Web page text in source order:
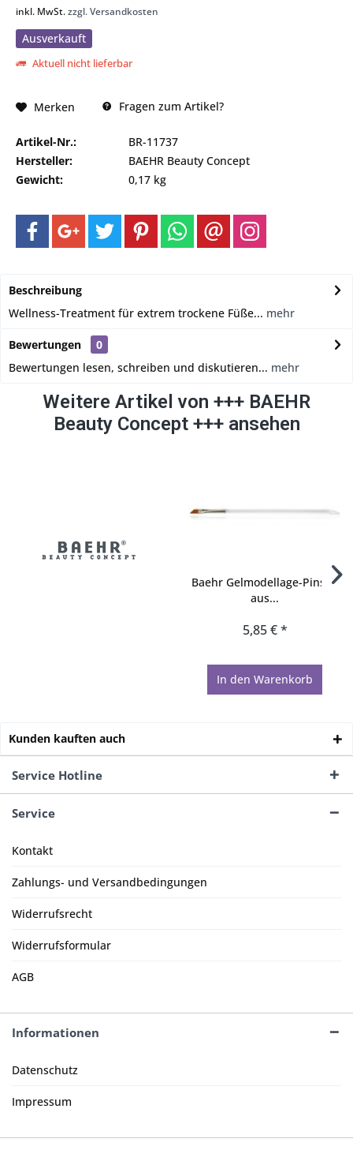
inkl. MwSt.zzgl. Versandkosten
Ausverkauft
Aktuell nicht lieferbar
Merken Fragen zum Artikel?
Artikel-Nr.:
BR-11737
Hersteller:
BAEHR Beauty Concept
Gewicht:
0,17 kg
Beschreibung
Wellness-Treatment für extrem trockene Füße... mehr
Bewertungen
0
Bewertungen lesen, schreiben und diskutieren... mehr
Weitere Artikel von +++ BAEHR
Beauty Concept +++ ansehen
Baehr Gelmodellage-Pinsel,
aus...
5,85 € *
In den Warenkorb
Kunden kauften auch
Service Hotline
Service
Kontakt
Zahlungs- und Versandbedingungen
Widerrufsrecht
Widerrufsformular
AGB
Informationen
Datenschutz
Impressum